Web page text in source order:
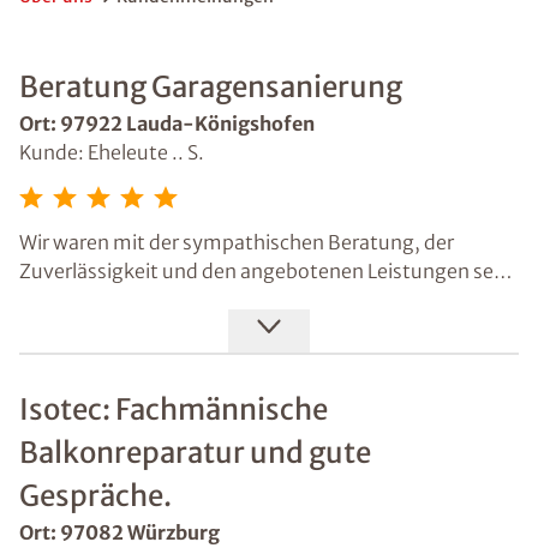
Beratung Garagensanierung
Ort: 97922 Lauda-Königshofen
Kunde: Eheleute .. S.
Wir waren mit der sympathischen Beratung, der
Zuverlässigkeit und den angebotenen Leistungen sehr
einen Statiker hinzuzuziehen und sich weitere
Informationen einzuholen, entschieden wir uns gegen
anstehen, kommen wir gerne wieder auf die Firma
Isotec zu.
Isotec: Fachmännische
Balkonreparatur und gute
Gespräche.
Ort: 97082 Würzburg